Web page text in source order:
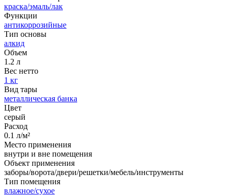
краска/эмаль/лак
Функции
антикоррозийные
Тип основы
алкид
Объем
1.2 л
Вес нетто
1 кг
Вид тары
металлическая банка
Цвет
серый
Расход
0.1 л/м²
Место применения
внутри и вне помещения
Объект применения
заборы/ворота/двери/решетки/мебель/инструменты
Тип помещения
влажное/сухое